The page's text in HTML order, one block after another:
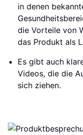
in denen
die Vorteile von
das Produkt als
Es gibt auch
Videos, die die
sich ziehen.